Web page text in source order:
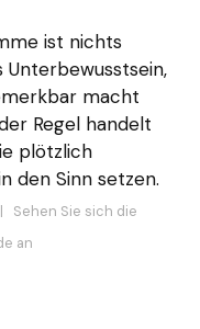
ist nichts
macht
Regel handelt
plötzlich
den Sinn setzen.
| Sehen Sie sich die
an